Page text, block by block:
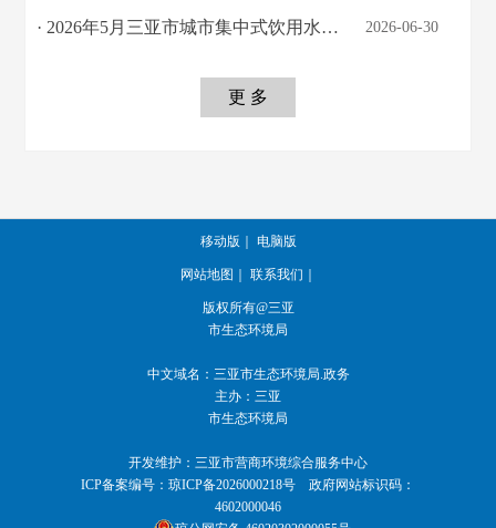
· 2026年5月三亚市城市集中式饮用水水源地水质状况 2026-06-30
更 多
移动版 电脑版
网站地图 联系我们
版权所有@三亚
市生态环境局
中文域名：三亚市生态环境局.政务
主办：三亚
市生态环境局
开发维护：三亚市营商环境综合服务中心
ICP备案编号： 琼ICP备2026000218号
政府网站标识码：
4602000046